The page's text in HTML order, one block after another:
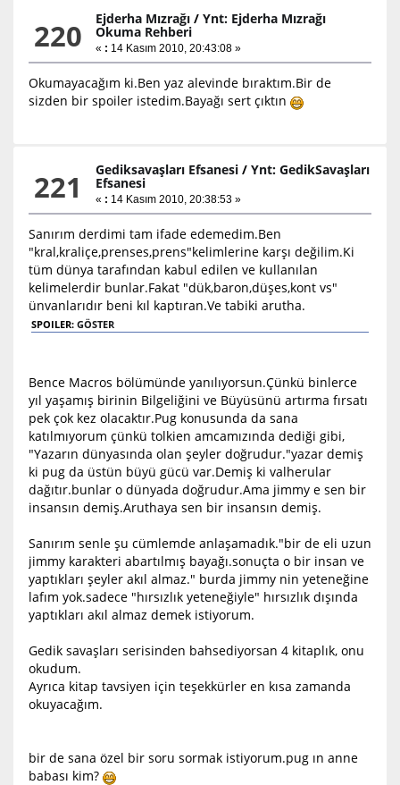
220 Ejderha Mızrağı /Ynt: Ejderha Mızrağı
Okuma Rehberi
« : 14 Kasım 2010, 20:43:08 »
Okumayacağım ki.Ben yaz alevinde bıraktım.Bir de
sizden bir spoiler istedim.Bayağı sert çıktın
221 Gediksavaşları Efsanesi /Ynt: GedikSavaşları
Efsanesi
« : 14 Kasım 2010, 20:38:53 »
Sanırım derdimi tam ifade edemedim.Ben
"kral,kraliçe,prenses,prens"kelimlerine karşı değilim.Ki
tüm dünya tarafından kabul edilen ve kullanılan
kelimelerdir bunlar.Fakat "dük,baron,düşes,kont vs"
ünvanlarıdır beni kıl kaptıran.Ve tabiki arutha.
SPOILER: GÖSTER
Bence Macros bölümünde yanılıyorsun.Çünkü binlerce
yıl yaşamış birinin Bilgeliğini ve Büyüsünü artırma fırsatı
pek çok kez olacaktır.Pug konusunda da sana
katılmıyorum çünkü tolkien amcamızında dediği gibi,
"Yazarın dünyasında olan şeyler doğrudur."yazar demiş
ki pug da üstün büyü gücü var.Demiş ki valherular
dağıtır.bunlar o dünyada doğrudur.Ama jimmy e sen bir
insansın demiş.Aruthaya sen bir insansın demiş.
Sanırım senle şu cümlemde anlaşamadık."bir de eli uzun
jimmy karakteri abartılmış bayağı.sonuçta o bir insan ve
yaptıkları şeyler akıl almaz." burda jimmy nin yeteneğine
lafım yok.sadece "hırsızlık yeteneğiyle" hırsızlık dışında
yaptıkları akıl almaz demek istiyorum.
Gedik savaşları serisinden bahsediyorsan 4 kitaplık, onu
okudum.
Ayrıca kitap tavsiyen için teşekkürler en kısa zamanda
okuyacağım.
bir de sana özel bir soru sormak istiyorum.pug ın anne
babası kim?